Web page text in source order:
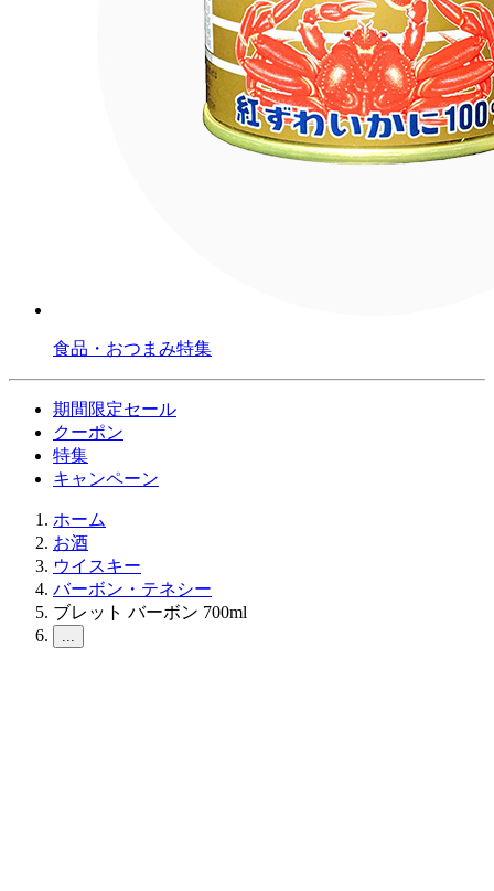
食品・おつまみ特集
期間限定セール
クーポン
特集
キャンペーン
ホーム
お酒
ウイスキー
バーボン・テネシー
ブレット バーボン 700ml
...